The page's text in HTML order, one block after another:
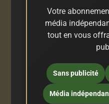
Votre
média
tout en vous
Sans publicité
Média